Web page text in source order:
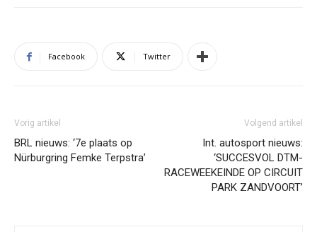
Facebook Twitter
Vorig artikel
BRL nieuws: ‘7e plaats op
Nürburgring Femke Terpstra’
Volgend artikel
Int. autosport nieuws:
‘SUCCESVOL DTM-
RACEWEEKEINDE OP CIRCUIT
PARK ZANDVOORT’